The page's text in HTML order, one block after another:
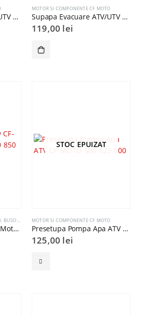
Supapa Evacuare ATV/UTV CF Moto X5 X6 CFORCE ZFORCE
MOTOR SI COMPONENTE CF MOTO
Supapa Evacuare ATV/UTV CF MOTO 500-1000 CFORCE ZFORCE X8
119,00 lei
, BUSON REZERVOR
Buson Rezervor Atv CF-Moto 400 450 520 550 850 1000
STOC EPUIZAT
MOTOR SI COMPONENTE CF MOTO
Presetupa Pompa Apa ATV CF MOTO 500 625 800
125,00 lei